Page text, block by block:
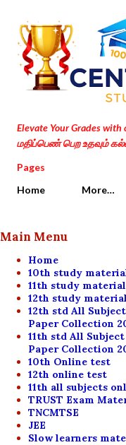
Elevate Your Grades
மதிப்பெண் பெற உதவும்
Pages
Home
More…
Main Menu
Home
10th study
11th study
12th study
12th std All
Paper Collection
11th std All
Paper Collection
10th Online test
12th online test
11th all subjects
TRUST Exam
TNCMTSE
JEE
Slow learners